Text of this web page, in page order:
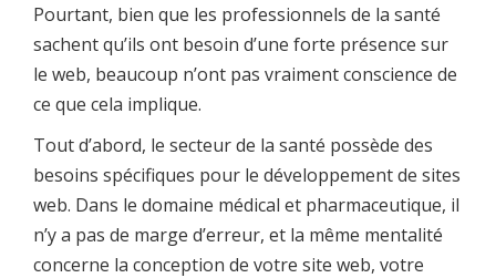
Pourtant, bien que les professionnels de la santé
sachent qu’ils ont besoin d’une forte présence sur
le web, beaucoup n’ont pas vraiment conscience de
ce que cela implique.
Tout d’abord, le secteur de la santé possède des
besoins spécifiques pour le développement de sites
web. Dans le domaine médical et pharmaceutique, il
n’y a pas de marge d’erreur, et la même mentalité
concerne la conception de votre site web, votre